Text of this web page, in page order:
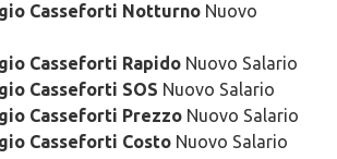
Casseforti Notturno Nuovo
Casseforti Rapido Nuovo Salario
Casseforti SOS Nuovo Salario
Casseforti Prezzo Nuovo Salario
Casseforti Costo Nuovo Salario